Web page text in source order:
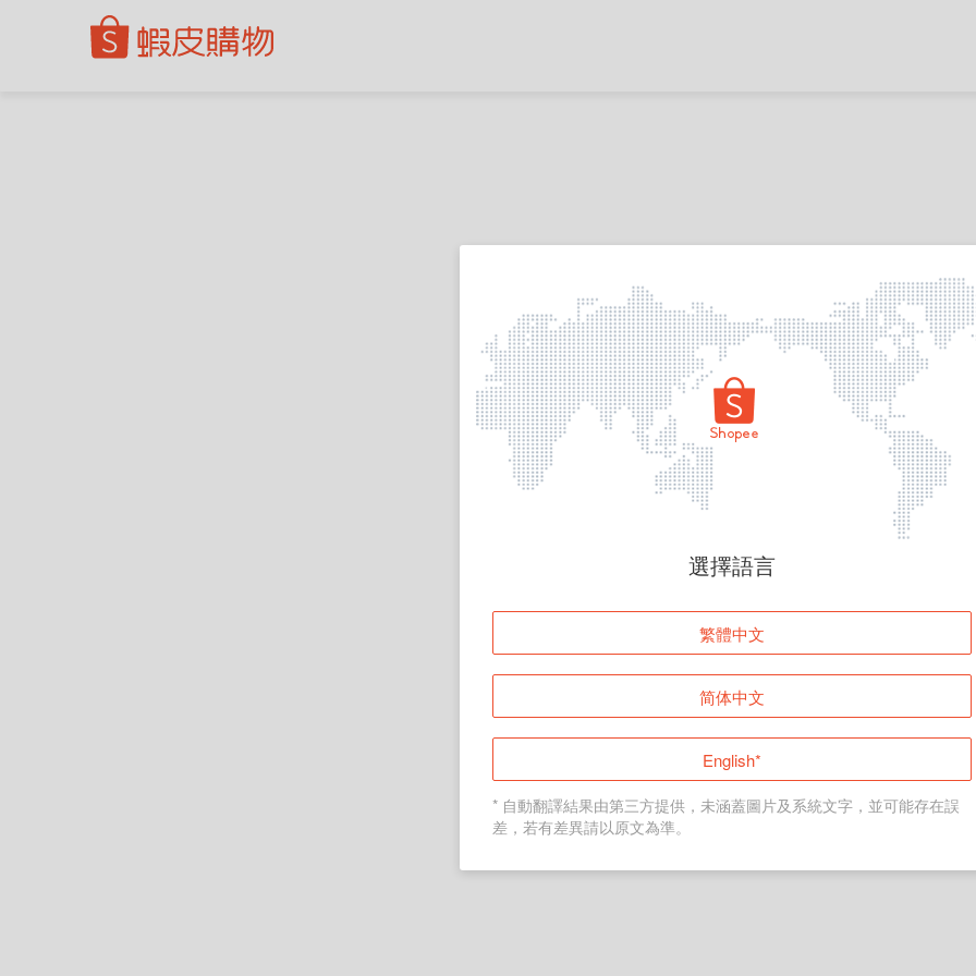
頁面無法顯示
登入
返回首頁
選擇語言
繁體中文
简体中文
English*
* 自動翻譯結果由第三方提供，未涵蓋圖片及系統文字，並可能存在誤
差，若有差異請以原文為準。